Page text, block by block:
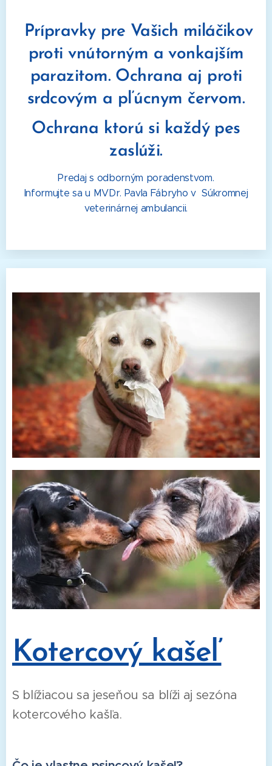
Prípravky pre Vašich miláčikov
proti vnútorným a vonkajším
parazitom. Ochrana aj proti
srdcovým a pľúcnym červom.
Ochrana ktorú si každý pes
zaslúži.
Predaj s odborným poradenstvom.
Informujte sa u MVDr. Pavla Fábryho v Súkromnej
veterinárnej ambulancii.
Kotercový kašeľ
S blížiacou sa jeseňou sa blíži aj sezóna
kotercového kašľa.